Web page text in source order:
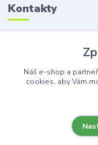
Kontakty
Zákaznická
+420 603
(Po-Pá, 8-16
Náš e-shop a
cookies, aby Vám